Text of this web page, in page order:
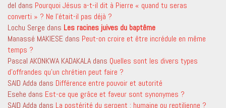
del dans Pourquoi Jésus a-t-il dit à Pierre « quand tu seras
converti » ? Ne l’était-il pas déjà ?
Lochu Serge dans Les racines juives du baptême
Manassé MAKIESE dans Peut-on croire et être incrédule en même
temps ?
Pascal AKONKWA KADAKALA dans Quelles sont les divers types
d’offrandes qu’un chrétien peut faire ?
SAID Adda dans Différence entre pouvoir et autorité
Esehe dans Est-ce que grâce et faveur sont synonymes ?
SAID Adda dans La postérité du serpent ; humaine ou reptilienne ?